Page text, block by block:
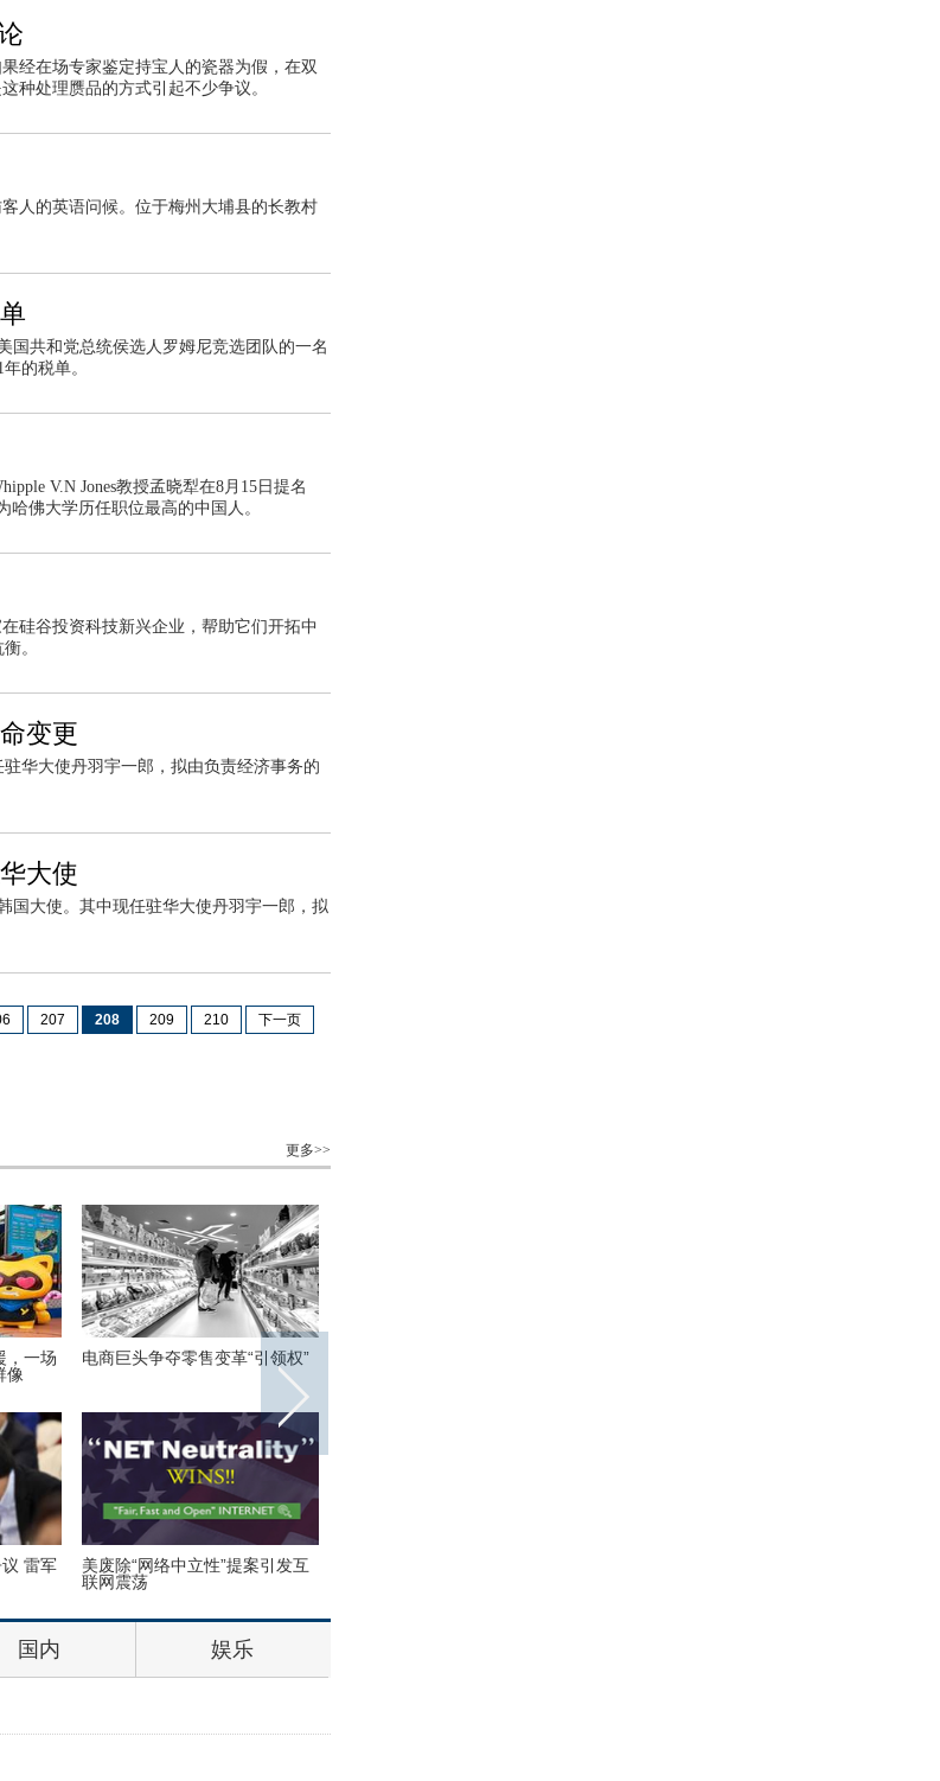
经在场专家鉴定持宝人的瓷器为假，在双
种处理赝品的方式引起不少争议。
人的英语问候。位于梅州大埔县的长教村
国共和党总统侯选人罗姆尼竞选团队的一名
的税单。
V.N Jones教授孟晓犁在8月15日提名
佛大学历任职位最高的中国人。
硅谷投资科技新兴企业，帮助它们开拓中
。
变更
华大使丹羽宇一郎，拟由负责经济事务的
大使
国大使。其中现任驻华大使丹羽宇一郎，拟
207 208 209 210 下一页